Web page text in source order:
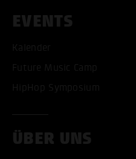
EVENTS
Kalender
Future Music Camp
HipHop Symposium
ÜBER UNS